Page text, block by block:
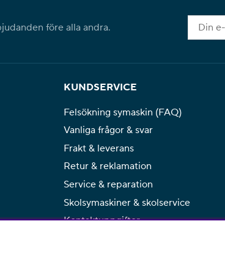
före alla andra.
KUNDSERVICE
Felsökning symaskin (FAQ)
Vanliga frågor & svar
Frakt & leverans
Retur & reklamation
Service & reparation
Skolsymaskiner & skolservice
Kontaktuppgifter